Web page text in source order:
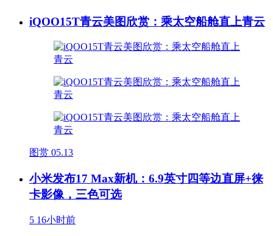
iQOO15T青云美图欣赏：乘太空船舱直上青云
图赏 05.13
小米发布17 Max新机：6.9英寸四等边直屏+徕
卡影像，三色可选
5 16小时前